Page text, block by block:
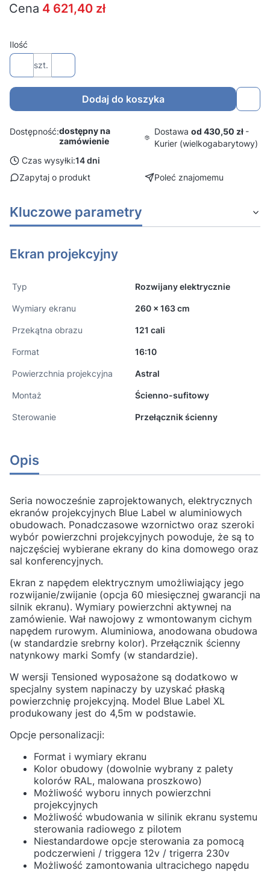
Cena 4 621,40 zł
Ilość
szt.
Dodaj do koszyka
Dostępność:dostępny na
zamówienie
Dostawaod 430,50 zł -
Kurier (wielkogabarytowy)
Czas wysyłki:14 dni
Zapytaj o produkt
Poleć znajomemu
Kluczowe parametry
Ekran projekcyjny
Typ Rozwijany elektrycznie
Wymiary ekranu 260 x 163 cm
Przekątna obrazu 121 cali
Format 16:10
Powierzchnia projekcyjna Astral
Montaż Ścienno-sufitowy
Sterowanie Przełącznik ścienny
Opis
Seria nowocześnie zaprojektowanych, elektrycznych
ekranów projekcyjnych Blue Label w aluminiowych
obudowach. Ponadczasowe wzornictwo oraz szeroki
wybór powierzchni projekcyjnych powoduje, że są to
najczęściej wybierane ekrany do kina domowego oraz
sal konferencyjnych.
Ekran z napędem elektrycznym umożliwiający jego
rozwijanie/zwijanie (opcja 60 miesięcznej gwarancji na
silnik ekranu). Wymiary powierzchni aktywnej na
zamówienie. Wał nawojowy z wmontowanym cichym
napędem rurowym. Aluminiowa, anodowana obudowa
(w standardzie srebrny kolor). Przełącznik ścienny
natynkowy marki Somfy (w standardzie).
W wersji Tensioned wyposażone są dodatkowo w
specjalny system napinaczy by uzyskać płaską
powierzchnię projekcyjną. Model Blue Label XL
produkowany jest do 4,5m w podstawie.
Opcje personalizacji:
Format i wymiary ekranu
Kolor obudowy (dowolnie wybrany z palety
kolorów RAL, malowana proszkowo)
Możliwość wyboru innych powierzchni
projekcyjnych
Możliwość wbudowania w silinik ekranu systemu
sterowania radiowego z pilotem
Niestandardowe opcje sterowania za pomocą
podczerwieni / triggera 12v / trigerra 230v
Możliwość zamontowania ultracichego napędu